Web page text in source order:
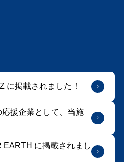
に掲載されました！
援企業として、当施
EARTH に掲載されまし